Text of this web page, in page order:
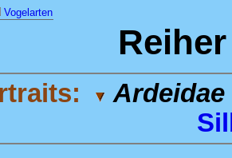
Vogelarten
Ardeidae